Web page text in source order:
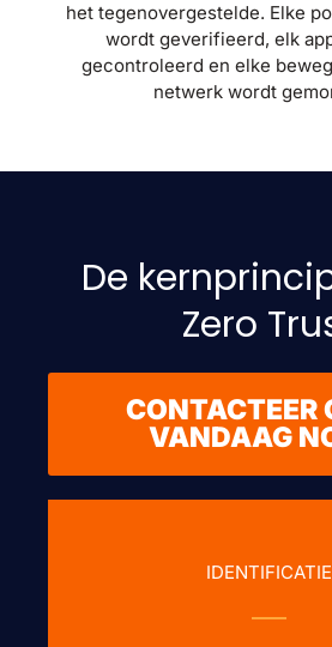
het tegenovergestelde. Elke
wordt geverifieerd, elk
gecontroleerd en elke
netwerk wordt
De
Zero
CONTACTEER
VANDAAG
IDENTIFICATIE